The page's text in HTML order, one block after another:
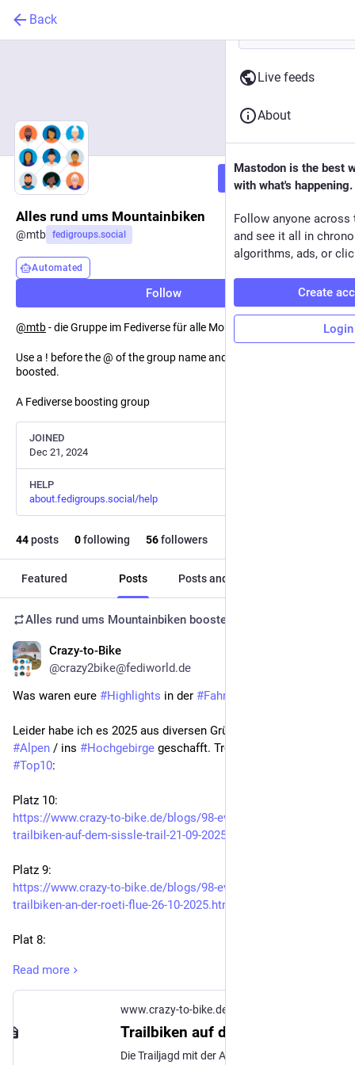
Back
Follow
Alles rund ums Mountainbiken
@mtb fedigroups.social
Automated
Follow
@mtb- die Gruppe im Fediverse für alle Mountainbikenden.
Use a ! before the @ of the group name and the post will not be
boosted.
A Fediverse boosting group
JOINED
Dec 21, 2024
HELP
about.fedigroups.social/help
44posts 0following 56followers
Featured Posts Posts and replies
Alles rund ums Mountainbiken boosted
Crazy-to-Bike
@crazy2bike@fediworld.de
Was waren eure #Highlights in der #Fahrradsaison
#Alpen / ins #Hochgebirge
#Top10:
Platz 10:
https://www.crazy-to-bike.de/blogs/98-event-blog/556-
trailbiken-auf-dem-sissle-trail-21-09-2025.html
Platz 9:
https://www.crazy-to-bike.de/blogs/98-event-blog/560-
trailbiken-an-der-roeti-flue-26-10-2025.html
Plat 8:
trailbiken-auf-dem-tiersteintrail-09-09-2025.html
https://www.crazy-to-bike.de/blogs/98-event-blog/557-
Read more
www.crazy-to-bike.de
Live feeds
About
Mastodon is the best
with what's happening.
Follow anyone across
and see it all in
algorithms, ads, or
Create
Login